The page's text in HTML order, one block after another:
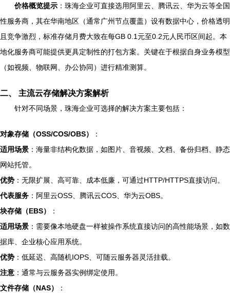
价格概览提示 ：珠海企业可直接选用阿里云、腾讯云、华为云等全国
性服务商，其在华南地区（通常广州节点覆盖）设有数据中心，价格透明
且竞争激烈，标准存储月费大致在每GB 0.1元至0.2元人民币区间起。本
地化服务商可能提供更具定制性的打包方案。关键在于根据自身业务模型
（如视频、物联网、办公协同）进行精准测算。
二、 主流云存储解决方案解析
针对不同场景，珠海企业可选择的解决方案主要包括：
对象存储（OSS/COS/OBS）
：
适用场景 ：海量非结构化数据，如图片、音视频、文档、备份归档、静态
网站托管。
优势 ：无限扩展、高可靠、成本低廉，可通过HTTP/HTTPS直接访问。
代表服务 ：阿里云OSS、腾讯云COS、华为云OBS。
块存储（EBS）
：
适用场景 ：需要像本地硬盘一样被操作系统直接访问的高性能场景，如数
据库、企业核心应用系统。
优势 ：低延迟、高随机IOPS、可随云服务器灵活挂载。
注意 ：通常与云服务器实例绑定使用。
文件存储（NAS）
：